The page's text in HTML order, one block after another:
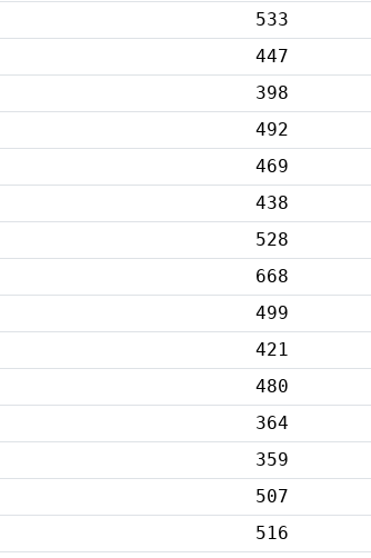
533
447
398
492
469
438
528
668
499
421
480
364
359
507
516